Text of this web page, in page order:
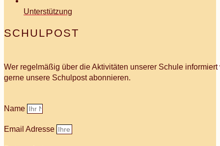
Unterstützung
SCHULPOST
Wer regelmäßig über die Aktivitäten unserer Schule
gerne unsere Schulpost abonnieren.
Name
Email Adresse